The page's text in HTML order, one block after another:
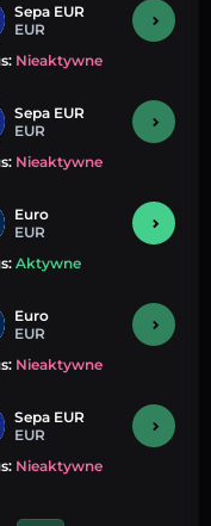
Sepa EUR
EUR
Nieaktywne
Sepa EUR
EUR
Nieaktywne
Euro
EUR
Aktywne
Euro
EUR
Nieaktywne
Sepa EUR
EUR
Nieaktywne